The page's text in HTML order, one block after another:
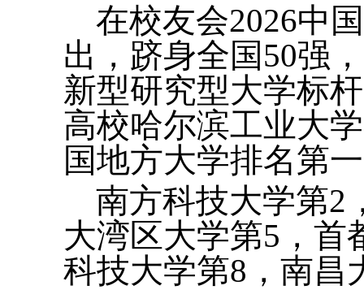
在校友会2026中
出，跻身全国50强
新型研究型大学标
高校哈尔滨工业大
国地方大学排名第
南方科技大学第2
大湾区大学第5，首
科技大学第8，南昌